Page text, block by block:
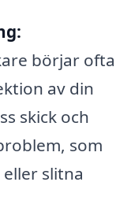
börjar ofta
av din
skick och
som
slitna